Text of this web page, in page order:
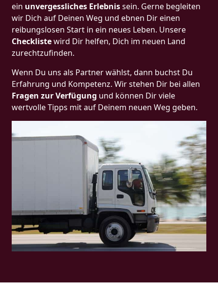
ein unvergessliches Erlebnissein. Gerne begleiten
wir Dich auf Deinen Weg und ebnen Dir einen
reibungslosen Start in ein neues Leben. Unsere
Checklistewird Dir helfen, Dich im neuen Land
zurechtzufinden.
Wenn Du uns als Partner wählst, dann buchst Du
Erfahrung und Kompetenz. Wir stehen Dir bei allen
Fragen zur Verfügung und können Dir viele
wertvolle Tipps mit auf Deinem neuen Weg geben.